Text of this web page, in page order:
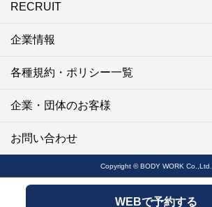
WEBで予約する
MORE Raffine
ラフィネのこだわり
ラフィネのひみつ
お得で便利なサービス
ラフィネギフト
ラフィネグループアスリート
RECRUIT
セラピスト採用
新卒採用
研修サイト
NOWON!!
企業情報
各種規約・ポリシー一覧
企業・団体のお客様
お問い合わせ
Copyright © BODY WORK Co.,Ltd.